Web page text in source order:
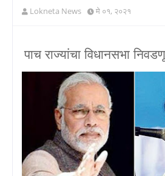
Lokneta News मे ०१, २०२१
पाच राज्यांचा विधानसभा